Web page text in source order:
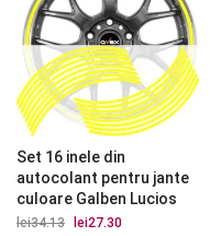
Set 16 inele din
autocolant pentru jante
culoare Galben Lucios
lei34.13
Prețul
lei27.30